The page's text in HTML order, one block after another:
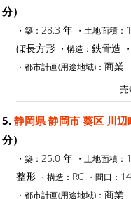
分）
・築： 28.3 年 ・土地面積：
ぼ長方形 ・構造： 鉄骨造
・都市計画(用途地域)： 商業
売
5. 静岡県 静岡市 葵区 川辺
分）
・築： 25.0 年 ・土地面積：
整形 ・構造： RC ・間口：
・都市計画(用途地域)： 商業